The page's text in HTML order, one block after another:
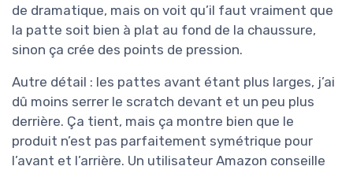
de dramatique, mais on voit qu’il faut vraiment que
la patte soit bien à plat au fond de la chaussure,
sinon ça crée des points de pression.
Autre détail : les pattes avant étant plus larges, j’ai
dû moins serrer le scratch devant et un peu plus
derrière. Ça tient, mais ça montre bien que le
produit n’est pas parfaitement symétrique pour
l’avant et l’arrière. Un utilisateur Amazon conseille